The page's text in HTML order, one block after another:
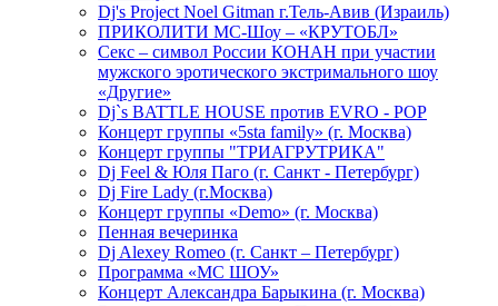
Dj's Project Noel Gitman г.Тель-Авив (Израиль)
ПРИКОЛИТИ МС-Шоу – «КРУТОБЛ»
Секс – символ России КОНАН при участии
мужского эротического экстримального шоу
«Другие»
Dj`s BATTLE HOUSE против EVRO - POP
Концерт группы «5sta family» (г. Москва)
Концерт группы "ТРИАГРУТРИКА"
Dj Feel & Юля Паго (г. Санкт - Петербург)
Dj Fire Lady (г.Москва)
Концерт группы «Demo» (г. Москва)
Пенная вечеринка
Dj Alexey Romeo (г. Санкт – Петербург)
Программа «МС ШОУ»
Концерт Александра Барыкина (г. Москва)